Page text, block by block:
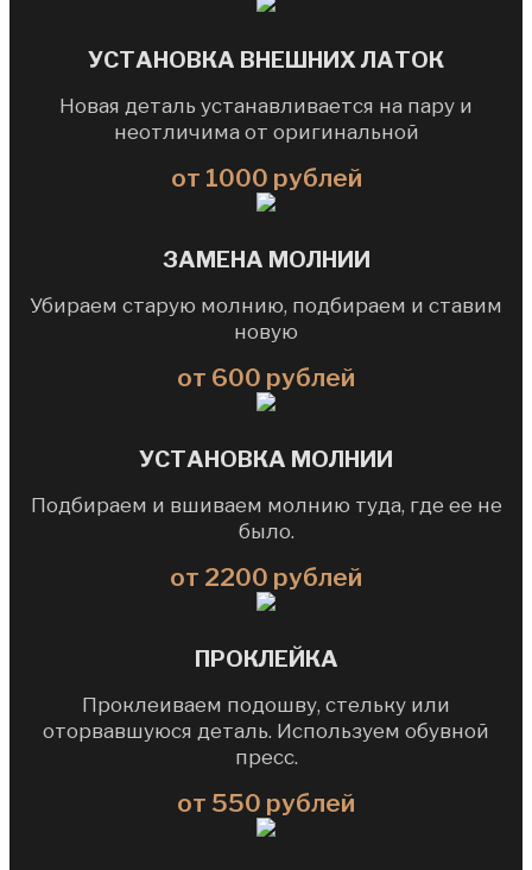
УСТАНОВКА ВНЕШНИХ ЛАТОК
Новая деталь устанавливается на пару и
неотличима от оригинальной
от 1000 рублей
ЗАМЕНА МОЛНИИ
Убираем старую молнию, подбираем и ставим
новую
от 600 рублей
УСТАНОВКА МОЛНИИ
Подбираем и вшиваем молнию туда, где ее не
было.
от 2200 рублей
ПРОКЛЕЙКА
Проклеиваем подошву, стельку или
оторвавшуюся деталь. Используем обувной
пресс.
от 550 рублей